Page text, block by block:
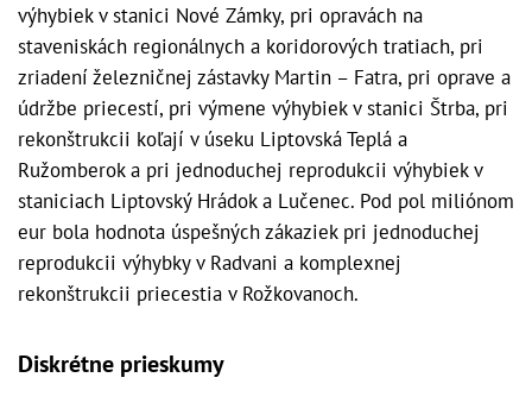
výhybiek v stanici Nové Zámky, pri opravách na
staveniskách regionálnych a koridorových tratiach, pri
zriadení železničnej zástavky Martin – Fatra, pri oprave a
údržbe priecestí, pri výmene výhybiek v stanici Štrba, pri
rekonštrukcii koľají v úseku Liptovská Teplá a
Ružomberok a pri jednoduchej reprodukcii výhybiek v
staniciach Liptovský Hrádok a Lučenec. Pod pol miliónom
eur bola hodnota úspešných zákaziek pri jednoduchej
reprodukcii výhybky v Radvani a komplexnej
rekonštrukcii priecestia v Rožkovanoch.
Diskrétne prieskumy